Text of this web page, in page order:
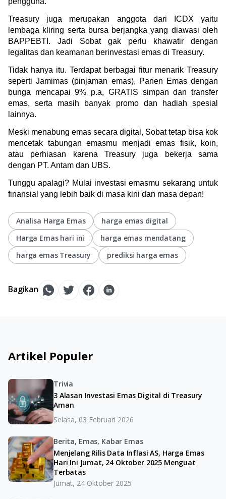
Treasury juga merupakan anggota dari ICDX yaitu
lembaga kliring serta bursa berjangka yang diawasi oleh
BAPPEBTI. Jadi Sobat gak perlu khawatir dengan
legalitas dan keamanan berinvestasi emas di Treasury.
Tidak hanya itu. Terdapat berbagai fitur menarik Treasury
seperti Jamimas (pinjaman emas), Panen Emas dengan
bunga mencapai 9% p.a, GRATIS simpan dan transfer
emas, serta masih banyak promo dan hadiah spesial
lainnya.
Meski menabung emas secara digital, Sobat tetap bisa kok
mencetak tabungan emasmu menjadi emas fisik, koin,
atau perhiasan karena Treasury juga bekerja sama
dengan PT. Antam dan UBS.
Tunggu apalagi? Mulai investasi emasmu sekarang untuk
finansial yang lebih baik di masa kini dan masa depan!
Analisa Harga Emas
harga emas digital
Harga Emas hari ini
harga emas mendatang
harga emas Treasury
prediksi harga emas
Bagikan
Artikel Populer
Trivia
3 Alasan Investasi Emas Digital di Treasury
Aman
Selasa, 03 Februari 2026
Berita, Emas, Kabar Emas
Menjelang Rilis Data Inflasi AS, Harga Emas
Hari Ini Jumat, 24 Oktober 2025 Menguat
Terbatas
Jumat, 24 Oktober 2025